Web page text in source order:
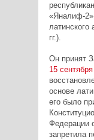
«Яналиф-2»
гг.).
Он принят
15 сентября
основе
его было
Федерации
запретила